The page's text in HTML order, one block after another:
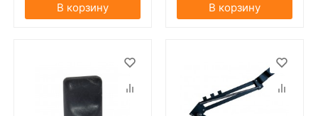
В корзину В корзину